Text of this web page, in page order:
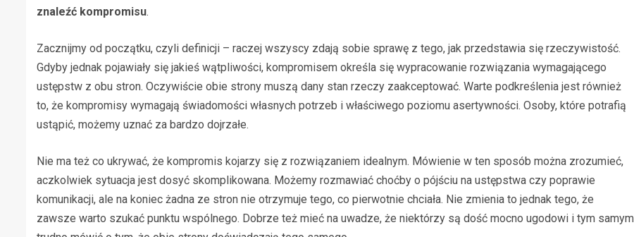
znaleźć kompromisu.
Zacznijmy od początku, czyli definicji – raczej wszyscy zdają sobie sprawę z tego, jak przedstawia się rzeczywistość.
Gdyby jednak pojawiały się jakieś wątpliwości, kompromisem określa się wypracowanie rozwiązania wymagającego
ustępstw z obu stron. Oczywiście obie strony muszą dany stan rzeczy zaakceptować. Warte podkreślenia jest również
to, że kompromisy wymagają świadomości własnych potrzeb i właściwego poziomu asertywności. Osoby, które potrafią
ustąpić, możemy uznać za bardzo dojrzałe.
Nie ma też co ukrywać, że kompromis kojarzy się z rozwiązaniem idealnym. Mówienie w ten sposób można zrozumieć,
aczkolwiek sytuacja jest dosyć skomplikowana. Możemy rozmawiać choćby o pójściu na ustępstwa czy poprawie
komunikacji, ale na koniec żadna ze stron nie otrzymuje tego, co pierwotnie chciała. Nie zmienia to jednak tego, że
zawsze warto szukać punktu wspólnego. Dobrze też mieć na uwadze, że niektórzy są dość mocno ugodowi i tym samym